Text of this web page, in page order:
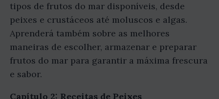
tipos de frutos do mar disponíveis, desde
peixes e crustáceos até moluscos e algas.
Aprenderá também sobre as melhores
maneiras de escolher, armazenar e preparar
frutos do mar para garantir a máxima frescura
e sabor.
Capítulo 2: Receitas de Peixes